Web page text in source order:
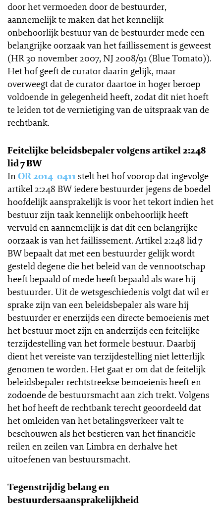
door het vermoeden door de bestuurder,
aannemelijk te maken dat het kennelijk
onbehoorlijk bestuur van de bestuurder mede een
belangrijke oorzaak van het faillissement is geweest
(HR 30 november 2007, NJ 2008/91 (Blue Tomato)).
Het hof geeft de curator daarin gelijk, maar
overweegt dat de curator daartoe in hoger beroep
voldoende in gelegenheid heeft, zodat dit niet hoeft
te leiden tot de vernietiging van de uitspraak van de
rechtbank.
Feitelijke beleidsbepaler volgens artikel 2:248
lid 7 BW
InOR 2014-0411stelt het hof voorop dat ingevolge
artikel 2:248 BW iedere bestuurder jegens de boedel
hoofdelijk aansprakelijk is voor het tekort indien het
bestuur zijn taak kennelijk onbehoorlijk heeft
vervuld en aannemelijk is dat dit een belangrijke
oorzaak is van het faillissement. Artikel 2:248 lid 7
BW bepaalt dat met een bestuurder gelijk wordt
gesteld degene die het beleid van de vennootschap
heeft bepaald of mede heeft bepaald als ware hij
bestuurder. Uit de wetsgeschiedenis volgt dat wil er
sprake zijn van een beleidsbepaler als ware hij
bestuurder er enerzijds een directe bemoeienis met
het bestuur moet zijn en anderzijds een feitelijke
terzijdestelling van het formele bestuur. Daarbij
dient het vereiste van terzijdestelling niet letterlijk
genomen te worden. Het gaat er om dat de feitelijk
beleidsbepaler rechtstreekse bemoeienis heeft en
zodoende de bestuursmacht aan zich trekt. Volgens
het hof heeft de rechtbank terecht geoordeeld dat
het omleiden van het betalingsverkeer valt te
beschouwen als het bestieren van het financiële
reilen en zeilen van Limbra en derhalve het
uitoefenen van bestuursmacht.
Tegenstrijdig belang en
bestuurdersaansprakelijkheid